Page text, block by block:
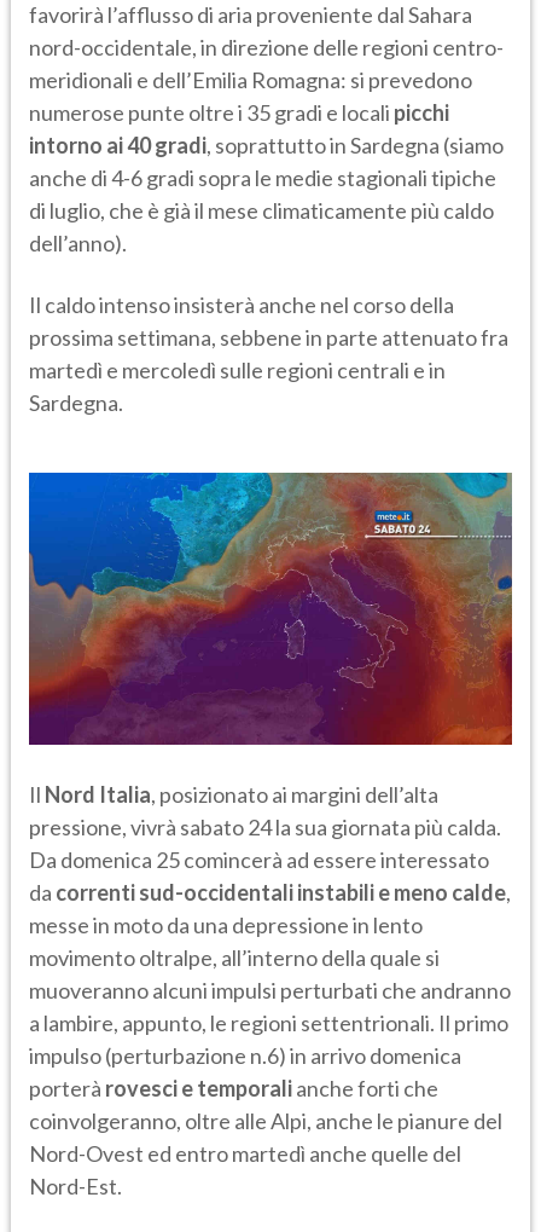
favorirà l’afflusso di aria proveniente dal Sahara
nord-occidentale, in direzione delle regioni centro-
meridionali e dell’Emilia Romagna: si prevedono
numerose punte oltre i 35 gradi e locali picchi
intorno ai 40 gradi, soprattutto in Sardegna (siamo
anche di 4-6 gradi sopra le medie stagionali tipiche
di luglio, che è già il mese climaticamente più caldo
dell’anno).
Il caldo intenso insisterà anche nel corso della
prossima settimana, sebbene in parte attenuato fra
martedì e mercoledì sulle regioni centrali e in
Sardegna.
Il Nord Italia, posizionato ai margini dell’alta
pressione, vivrà sabato 24 la sua giornata più calda.
Da domenica 25 comincerà ad essere interessato
da correnti sud-occidentali instabili e meno calde,
messe in moto da una depressione in lento
movimento oltralpe, all’interno della quale si
muoveranno alcuni impulsi perturbati che andranno
a lambire, appunto, le regioni settentrionali. Il primo
impulso (perturbazione n.6) in arrivo domenica
porterà rovesci e temporalianche forti che
coinvolgeranno, oltre alle Alpi, anche le pianure del
Nord-Ovest ed entro martedì anche quelle del
Nord-Est.